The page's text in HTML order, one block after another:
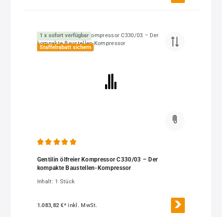
1 x sofort verfügbar
Staffelrabatt sichern
Gentilin ölfreier Kompressor C330/03 – Der
kompakte Baustellen-Kompressor
Inhalt: 1 Stück
1.083,82 €*inkl. MwSt.